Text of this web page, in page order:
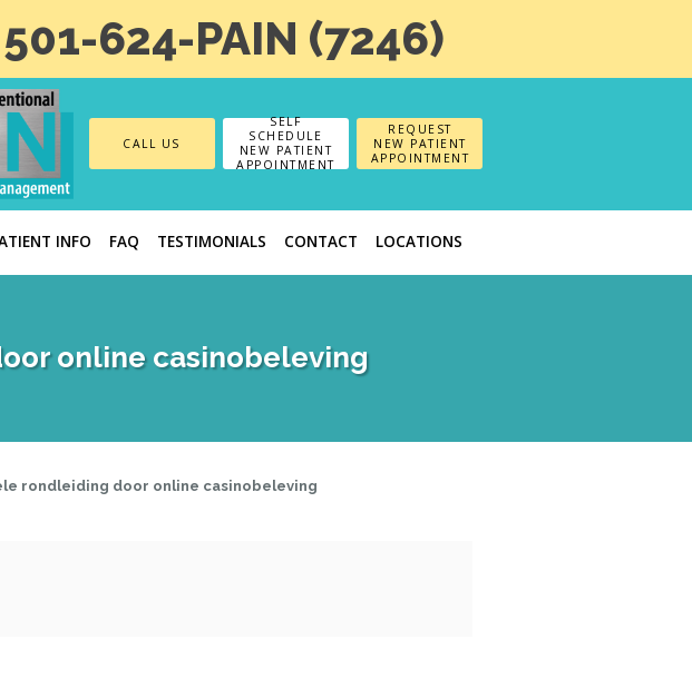
624-PAIN (7246)
CALL US
SELF
SCHEDULE
NEW PATIENT
APPOINTMENT
REQUEST
NEW PATIENT
APPOINTMENT
INFO FAQ TESTIMONIALS CONTACT LOCATIONS
online casinobeleving
rondleiding door online casinobeleving